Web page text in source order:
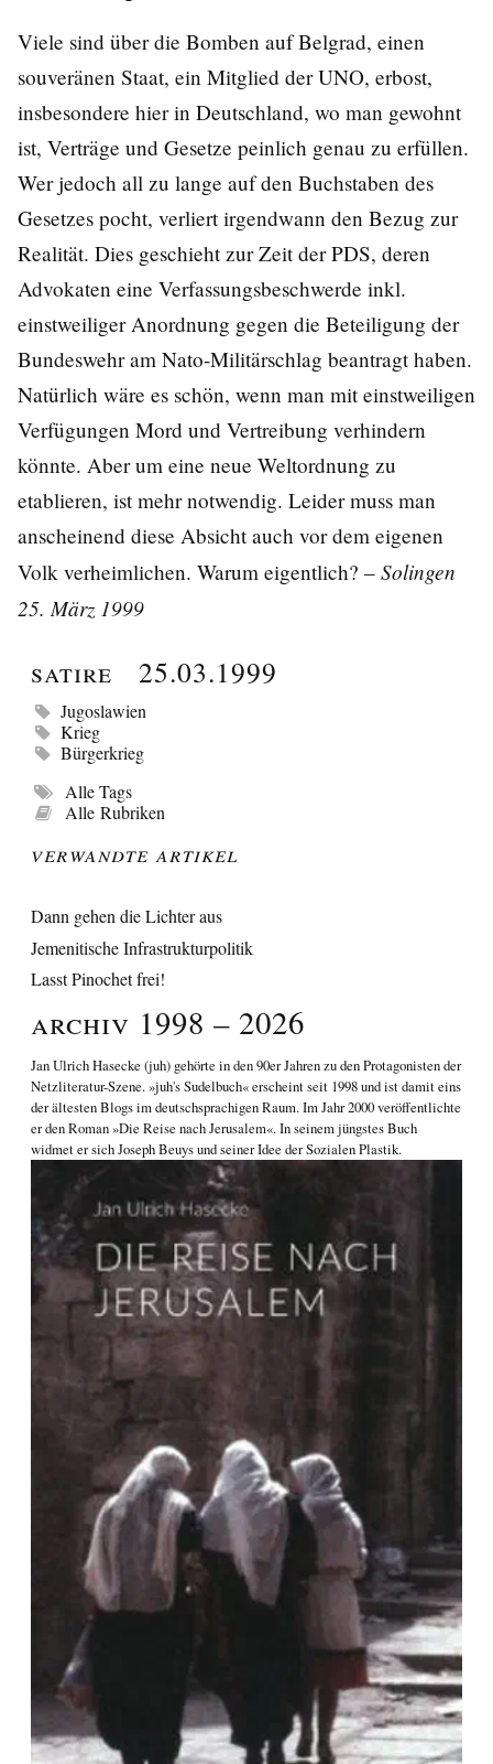
Viele sind über die Bomben auf Belgrad, einen
souveränen Staat, ein Mitglied der UNO, erbost,
insbesondere hier in Deutschland, wo man gewohnt
ist, Verträge und Gesetze peinlich genau zu erfüllen.
Wer jedoch all zu lange auf den Buchstaben des
Gesetzes pocht, verliert irgendwann den Bezug zur
Realität. Dies geschieht zur Zeit der PDS, deren
Advokaten eine Verfassungsbeschwerde inkl.
einstweiliger Anordnung gegen die Beteiligung der
Bundeswehr am Nato-Militärschlag beantragt haben.
Natürlich wäre es schön, wenn man mit einstweiligen
Verfügungen Mord und Vertreibung verhindern
könnte. Aber um eine neue Weltordnung zu
etablieren, ist mehr notwendig. Leider muss man
anscheinend diese Absicht auch vor dem eigenen
Volk verheimlichen. Warum eigentlich? – Solingen
25. März 1999
Satire 25.03.1999
Jugoslawien
Krieg
Bürgerkrieg
Alle Tags
Alle Rubriken
Verwandte Artikel
Dann gehen die Lichter aus
Jemenitische Infrastrukturpolitik
Lasst Pinochet frei!
Archiv 1998 – 2026
Jan Ulrich Hasecke (juh) gehörte in den 90er Jahren zu den Protagonisten der
Netzliteratur-Szene. »juh's Sudelbuch« erscheint seit 1998 und ist damit eins
der ältesten Blogs im deutschsprachigen Raum. Im Jahr 2000 veröffentlichte
er den Roman»Die Reise nach Jerusalem«. In seinem jüngstes Buch
widmet er sichJoseph Beuys und seiner Idee der Sozialen Plastik.